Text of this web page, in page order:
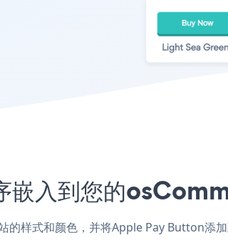
入到您的
样式和颜色，并将Apple Pay Button添